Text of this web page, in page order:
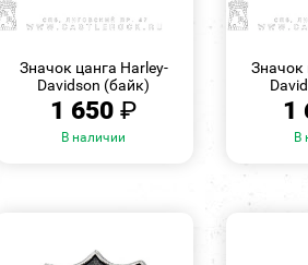
Значок цанга Harley-
Davidson (байк)
1 650₽
В наличии
Значок
1
В